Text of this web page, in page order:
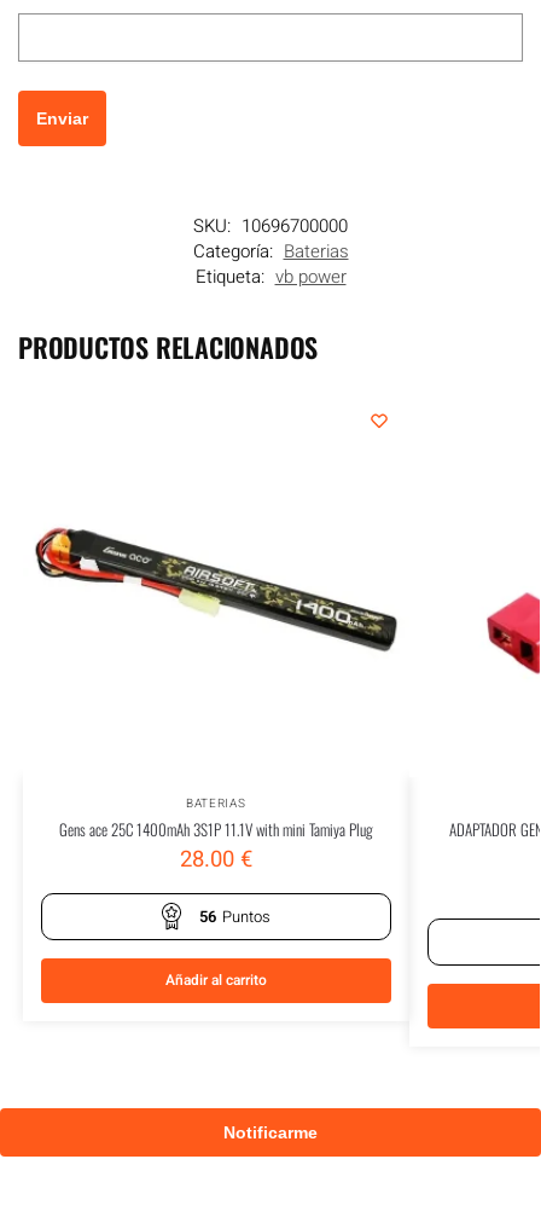
SKU: 10696700000
Categoría: Baterias
Etiqueta: vb power
PRODUCTOS RELACIONADOS
BATERIAS
Gens ace 25C 1400mAh 3S1P 11.1V with mini Tamiya Plug
28.00€
56 Puntos
Añadir al carrito
ADAPTADOR